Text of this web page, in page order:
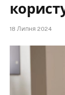
18 Липня 2024